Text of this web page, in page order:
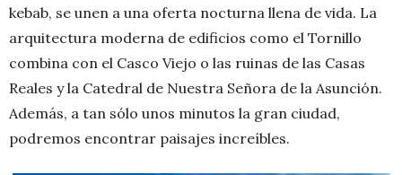
kebab, se unen a una oferta nocturna llena de vida. La
arquitectura moderna de edificios como el Tornillo
combina con el Casco Viejo o las ruinas de las Casas
Reales y la Catedral de Nuestra Señora de la Asunción.
Además, a tan sólo unos minutos la gran ciudad,
podremos encontrar paisajes increíbles.